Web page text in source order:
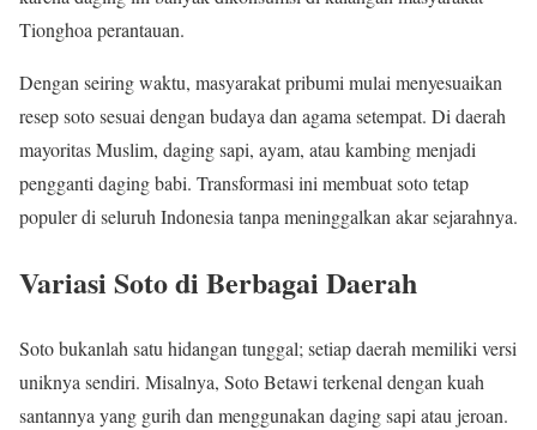
Tionghoa perantauan.
Dengan seiring waktu, masyarakat pribumi mulai menyesuaikan
resep soto sesuai dengan budaya dan agama setempat. Di daerah
mayoritas Muslim, daging sapi, ayam, atau kambing menjadi
pengganti daging babi. Transformasi ini membuat soto tetap
populer di seluruh Indonesia tanpa meninggalkan akar sejarahnya.
Variasi Soto di Berbagai Daerah
Soto bukanlah satu hidangan tunggal; setiap daerah memiliki versi
uniknya sendiri. Misalnya, Soto Betawi terkenal dengan kuah
santannya yang gurih dan menggunakan daging sapi atau jeroan.